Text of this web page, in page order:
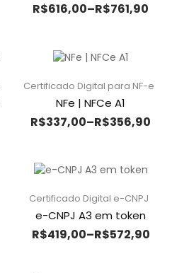
R$616,00–R$761,90
Certificado Digital para NF-e
NFe | NFCe A1
R$337,00–R$356,90
Certificado Digital e-CNPJ
e-CNPJ A3 em token
R$419,00–R$572,90